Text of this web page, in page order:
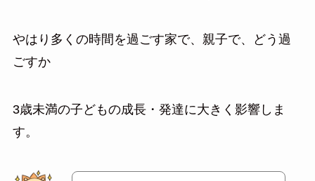
やはり多くの時間を過ごす家で、親子で、どう過
ごすか
3歳未満の子どもの成長・発達に大きく影響しま
す。